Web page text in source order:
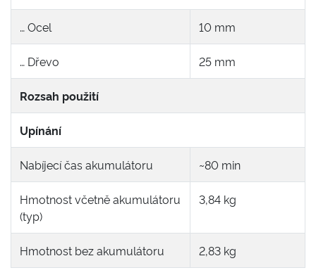
… Ocel 10 mm
… Dřevo 25 mm
Rozsah použití
Upínání
Nabíjecí čas akumulátoru ~80 min
Hmotnost včetně akumulátoru
(typ)
3,84 kg
Hmotnost bez akumulátoru 2,83 kg